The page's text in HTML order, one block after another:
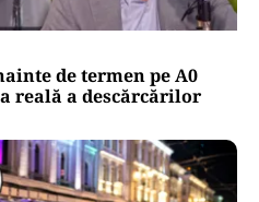
de termen pe A0
reală a descărcărilor